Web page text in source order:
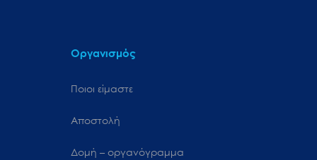
Οργανισμός
Ποιοι είμαστε
Αποστολή
Δομή – οργανόγραμμα